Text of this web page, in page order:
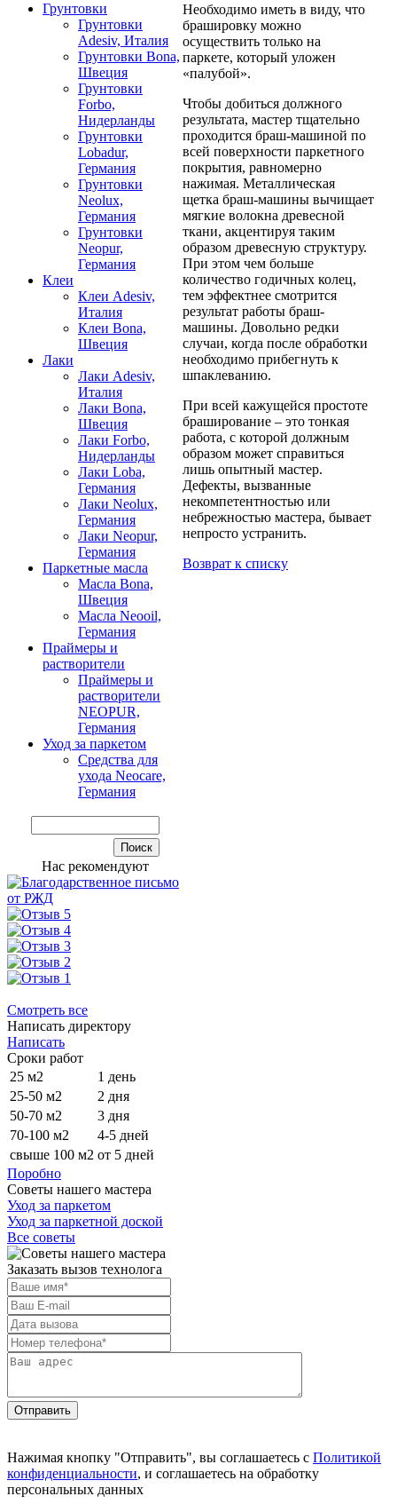
Грунтовки
Грунтовки
Adesiv, Италия
Грунтовки Bona,
Швеция
Грунтовки
Forbo,
Нидерланды
Грунтовки
Lobadur,
Германия
Грунтовки
Neolux,
Германия
Грунтовки
Neopur,
Германия
Клеи
Клеи Adesiv,
Италия
Клеи Bona,
Швеция
Лаки
Лаки Adesiv,
Италия
Лаки Bona,
Швеция
Лаки Forbo,
Нидерланды
Лаки Loba,
Германия
Лаки Neolux,
Германия
Лаки Neopur,
Германия
Паркетные масла
Масла Bona,
Швеция
Масла Neooil,
Германия
Праймеры и
растворители
Праймеры и
растворители
NEOPUR,
Германия
Уход за паркетом
Средства для
ухода Neocare,
Германия
Нас рекомендуют
Смотреть все
Написать директору
Написать
Сроки работ
25 м2
1 день
25-50 м2
2 дня
50-70 м2
3 дня
70-100 м2
4-5 дней
свыше 100 м2 от 5 дней
Поробно
Советы нашего мастера
Уход за паркетом
Уход за паркетной доской
Все советы
Необходимо иметь в виду, что
брашировку можно
осуществить только на
паркете, который уложен
«палубой».
Чтобы добиться должного
результата, мастер тщательно
проходится браш-машиной по
всей поверхности паркетного
покрытия, равномерно
нажимая. Металлическая
щетка браш-машины вычищает
мягкие волокна древесной
ткани, акцентируя таким
образом древесную структуру.
При этом чем больше
количество годичных колец,
тем эффектнее смотрится
результат работы браш-
машины. Довольно редки
случаи, когда после обработки
необходимо прибегнуть к
шпаклеванию.
При всей кажущейся простоте
браширование – это тонкая
работа, с которой должным
образом может справиться
лишь опытный мастер.
Дефекты, вызванные
некомпетентностью или
небрежностью мастера, бывает
непросто устранить.
Возврат к списку
Заказать вызов технолога
Отправить
Нажимая кнопку "Отправить", вы соглашаетесь с Политикой
конфиденциальности, и соглашаетесь на обработку
персональных данных